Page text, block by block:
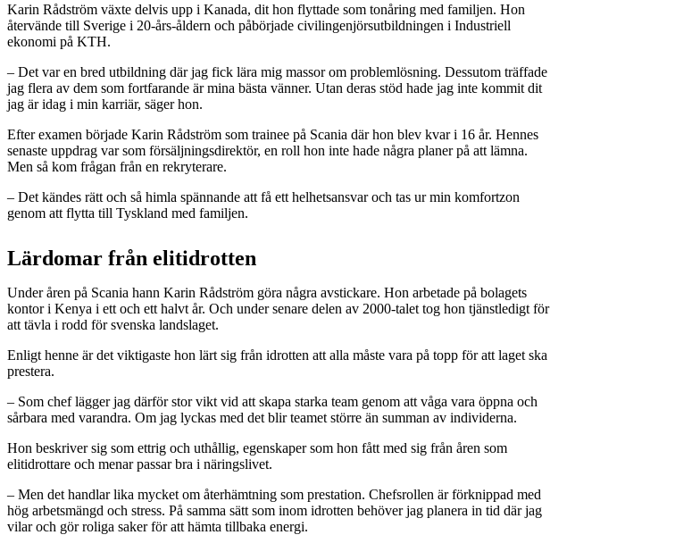
Karin Rådström växte delvis upp i Kanada, dit hon flyttade som tonåring med familjen. Hon
återvände till Sverige i 20-års-åldern och påbörjade civilingenjörsutbildningen i Industriell
ekonomi på KTH.
– Det var en bred utbildning där jag fick lära mig massor om problemlösning. Dessutom träffade
jag flera av dem som fortfarande är mina bästa vänner. Utan deras stöd hade jag inte kommit dit
jag är idag i min karriär, säger hon.
Efter examen började Karin Rådström som trainee på Scania där hon blev kvar i 16 år. Hennes
senaste uppdrag var som försäljningsdirektör, en roll hon inte hade några planer på att lämna.
Men så kom frågan från en rekryterare.
– Det kändes rätt och så himla spännande att få ett helhetsansvar och tas ur min komfortzon
genom att flytta till Tyskland med familjen.
Lärdomar från elitidrotten
Under åren på Scania hann Karin Rådström göra några avstickare. Hon arbetade på bolagets
kontor i Kenya i ett och ett halvt år. Och under senare delen av 2000-talet tog hon tjänstledigt för
att tävla i rodd för svenska landslaget.
Enligt henne är det viktigaste hon lärt sig från idrotten att alla måste vara på topp för att laget ska
prestera.
– Som chef lägger jag därför stor vikt vid att skapa starka team genom att våga vara öppna och
sårbara med varandra. Om jag lyckas med det blir teamet större än summan av individerna.
Hon beskriver sig som ettrig och uthållig, egenskaper som hon fått med sig från åren som
elitidrottare och menar passar bra i näringslivet.
– Men det handlar lika mycket om återhämtning som prestation. Chefsrollen är förknippad med
hög arbetsmängd och stress. På samma sätt som inom idrotten behöver jag planera in tid där jag
vilar och gör roliga saker för att hämta tillbaka energi.